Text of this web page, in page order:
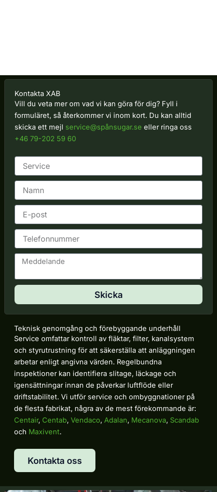
Teknisk genomgång och förebyggande underhåll
Service omfattar kontroll av fläktar, filter, kanalsystem
och styrutrustning för att säkerställa att anläggningen
arbetar enligt angivna värden. Regelbundna
inspektioner kan identifiera slitage, läckage och
igensättningar innan de påverkar luftflöde eller
driftstabilitet. Vi utför service och ombyggnationer på
de flesta fabrikat, några av de mest förekommande är:
Centair, Centab, Vendaco, Adalan, Mecanova, Scandab
och Maxivent.
Kontakta oss
Kontakta XAB
Vill du veta mer om vad vi kan göra för dig? Fyll i
formuläret, så återkommer vi inom kort. Du kan alltid
skicka ett mejl service@spånsugar.se eller ringa oss
+46 79-202 59 60
N
m
E
p
s
t
T
l
o
M
d
d
l
a
n
d
Skicka